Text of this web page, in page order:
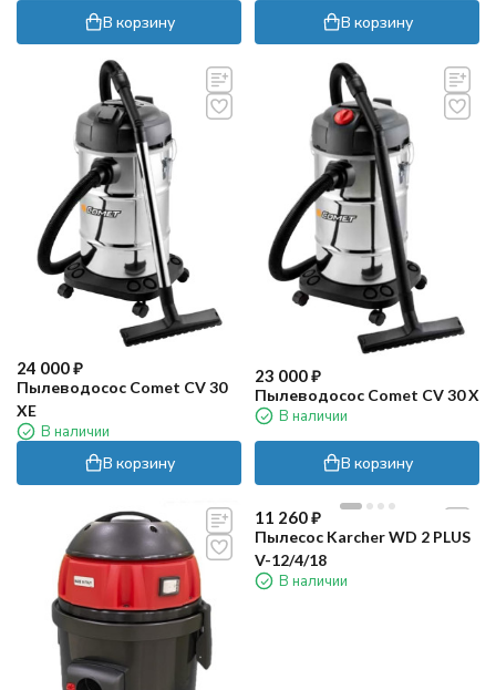
В корзину В корзину
24 000₽
Пылеводосос Comet CV 30
XE
В наличии
В корзину
23 000₽
Пылеводосос Comet CV 30 X
В наличии
В корзину
11 260₽
Пылесос Karcher WD 2 PLUS
V-12/4/18
В наличии